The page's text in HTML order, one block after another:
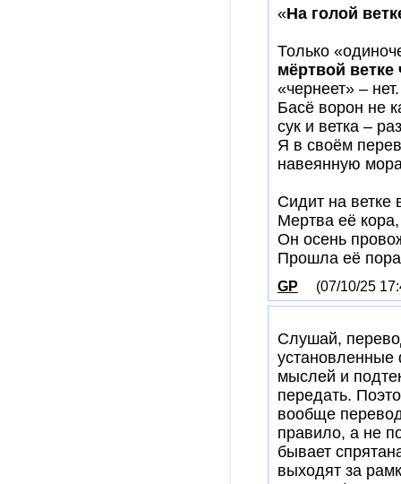
«На голой
Только
мёртвой ветке
«чернеет» –
Басё ворон не
сук и ветка –
Я в своём
навеянную
Сидит на ветке
Мертва её кора,
Он осень
Прошла её
GP (07/10/25
Слушай,
мыслей и
передать.
вообще
правило, а не
бывает
выходят за